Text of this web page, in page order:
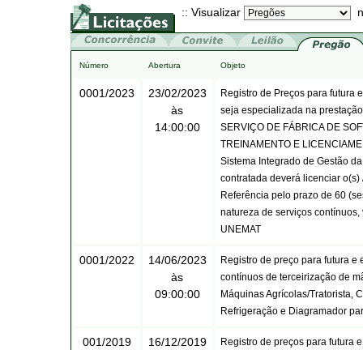
:: Visualizar
Número Abertura Objeto
0001/2023
23/02/2023
às
14:00:00
Registro de Preços para futura
seja especializada na
SERVIÇO DE FÁBRICA DE
TREINAMENTO E
Sistema Integrado de Gestão
contratada deverá licenciar o(s)
Referência pelo prazo de 60
natureza de serviços
UNEMAT
0001/2022
14/06/2023
às
09:00:00
Registro de preço para futura
contínuos de terceirização de
Máquinas Agrícolas/Tratorista,
Refrigeração e Diagramador
001/2019
16/12/2019
Registro de preços para futura